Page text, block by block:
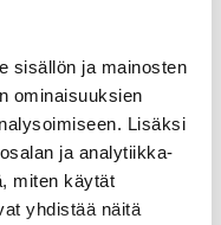
sisällön ja mainosten
ominaisuuksien
Lisäksi
ja analytiikka-
miten käytät
yhdistää näitä